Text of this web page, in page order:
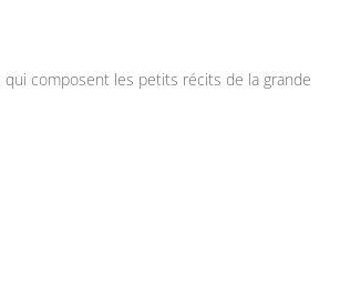
composent les petits récits de la grande